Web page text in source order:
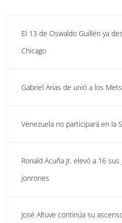
El 13 de Oswaldo Guillén ya
Chicago
Gabriel Arias de unió a los
Venezuela no participará en la
Ronald Acuña Jr. elevó a 16
jonrones
José Altuve continúa su